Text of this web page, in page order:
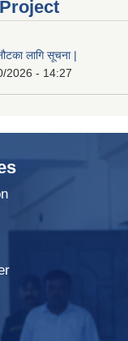
लागि सूचना |
2026 - 14:27